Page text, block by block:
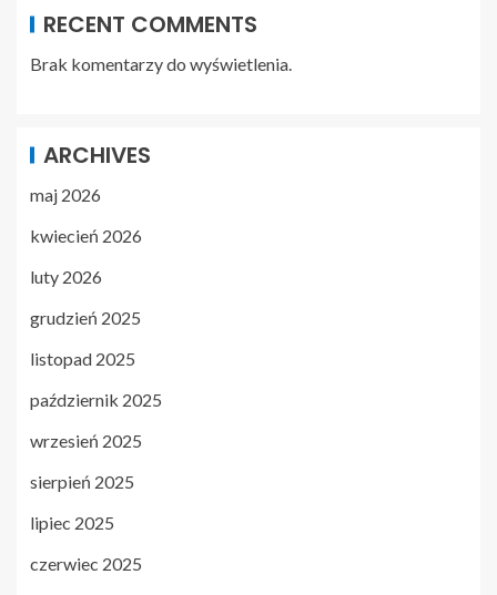
RECENT COMMENTS
Brak komentarzy do wyświetlenia.
ARCHIVES
maj 2026
kwiecień 2026
luty 2026
grudzień 2025
listopad 2025
październik 2025
wrzesień 2025
sierpień 2025
lipiec 2025
czerwiec 2025